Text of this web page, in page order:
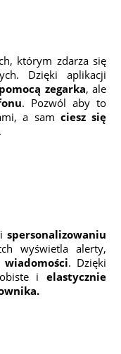
którym zdarza się
Dzięki aplikacji
zegarka, ale
. Pozwól aby to
a sam ciesz się
ispersonalizowaniu
wyświetla alerty,
. Dzięki
ielastycznie